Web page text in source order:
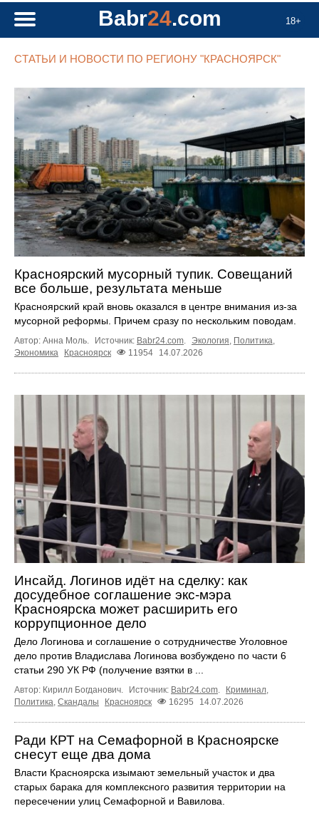
18+
Babr24.com
СТАТЬИ И НОВОСТИ ПО РЕГИОНУ "КРАСНОЯРСК"
Красноярский мусорный тупик. Совещаний
все больше, результата меньше
Красноярский край вновь оказался в центре внимания из-за
мусорной реформы. Причем сразу по нескольким поводам.
Автор: Анна Моль. Источник: Babr24.com Экология Политика
Экономика
Красноярск 11954 14.07.2026
Инсайд. Логинов идёт на сделку: как
досудебное соглашение экс‑мэра
Красноярска может расширить его
коррупционное дело
Дело Логинова и соглашение о сотрудничестве Уголовное
дело против Владислава Логинова возбуждено по части 6
статьи 290 УК РФ (получение взятки в ...
Автор: Кирилл Богданович. Источник: Babr24.com. Криминал,
Политика, Скандалы Красноярск 16295 14.07.2026
Ради КРТ на Семафорной в Красноярске
снесут еще два дома
Власти Красноярска изымают земельный участок и два
старых барака для комплексного развития территории на
пересечении улиц Семафорной и Вавилова.